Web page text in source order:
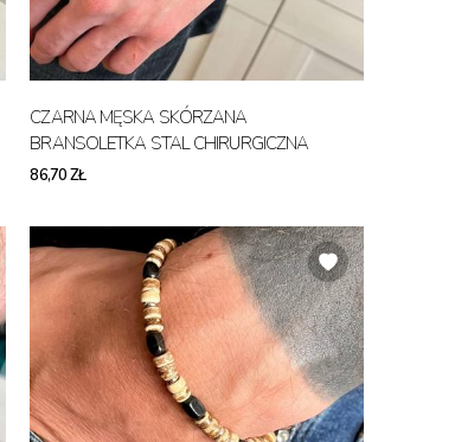
CZARNA MĘSKA SKÓRZANA
BRANSOLETKA STAL CHIRURGICZNA
86,70 ZŁ